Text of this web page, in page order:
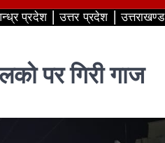
प्रदेश उत्तर प्रदेश उत्तराखण्ड
पर गिरी गाज